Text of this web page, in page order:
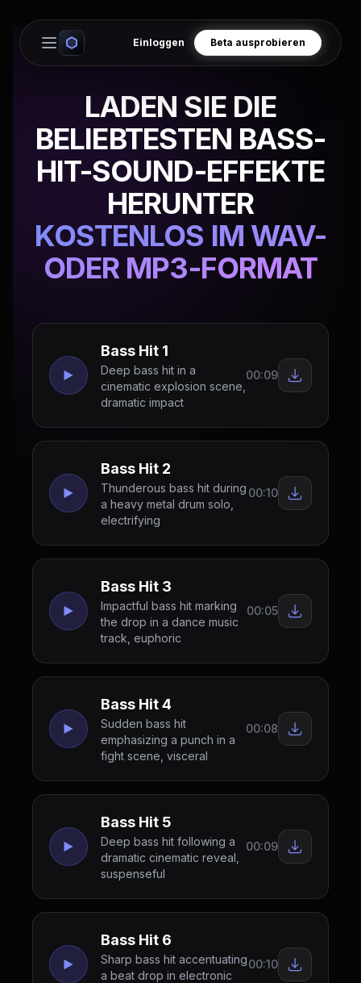
Open main menu
Einloggen Beta ausprobieren
LADEN SIE DIE
BELIEBTESTEN BASS-
HIT-SOUND-EFFEKTE
HERUNTER
KOSTENLOS IM WAV-
ODER MP3-FORMAT
Bass Hit 1
Deep bass hit in a
cinematic explosion scene,
dramatic impact
00:09
Bass Hit 2
Thunderous bass hit during
a heavy metal drum solo,
electrifying
00:10
Bass Hit 3
Impactful bass hit marking
the drop in a dance music
track, euphoric
00:05
Bass Hit 4
Sudden bass hit
emphasizing a punch in a
fight scene, visceral
00:08
Bass Hit 5
Deep bass hit following a
dramatic cinematic reveal,
suspenseful
00:09
Bass Hit 6
Sharp bass hit accentuating
a beat drop in electronic
00:10